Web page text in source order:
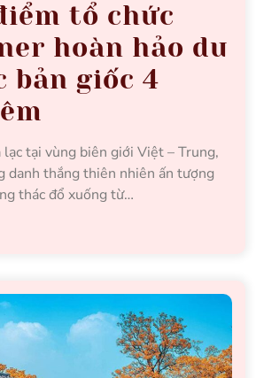
tổ chức
hoàn hảo du
bản giốc 4
lạc tại vùng biên giới Việt – Trung,
danh thắng thiên nhiên ấn tượng
thác đổ xuống từ…